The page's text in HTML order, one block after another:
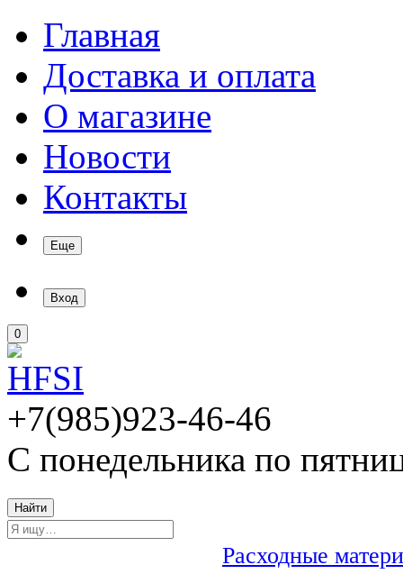
Главная
Доставка и оплата
О магазине
Новости
Контакты
Еще
Вход
0
+7(985)923-46-46
С понедельника по
Найти
Расходные